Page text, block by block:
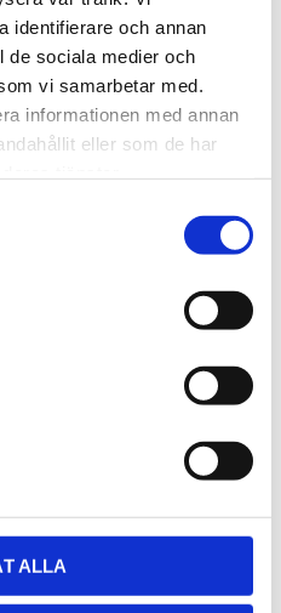
identifierare och annan
de sociala medier och
vi samarbetar med.
informationen med annan
eller som de har
ALLA
720600
Lättmonterad
lasthållarfot för Thule
Edge-takräcken, för
fordon med integrerad
reling.
2 525kr
2 635kr